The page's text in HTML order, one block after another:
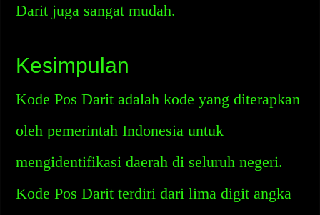
Darit juga sangat mudah.
Kesimpulan
Kode Pos Darit adalah kode yang diterapkan
oleh pemerintah Indonesia untuk
mengidentifikasi daerah di seluruh negeri.
Kode Pos Darit terdiri dari lima digit angka